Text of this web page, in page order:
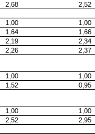
2,68
2,52
1,00
1,00
1,64
1,66
2,19
2,34
2,26
2,37
1,00
1,00
1,52
0,95
1,00
1,00
2,52
2,95